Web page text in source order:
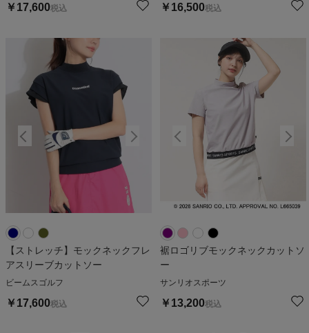
￥ 17,600税込 ￥ 16,500税込
【ストレッチ】モックネックフレ
アスリーブカットソー
ビームスゴルフ
￥ 17,600税込
裾ロゴリブモックネックカットソ
ー
サンリオスポーツ
￥ 13,200税込